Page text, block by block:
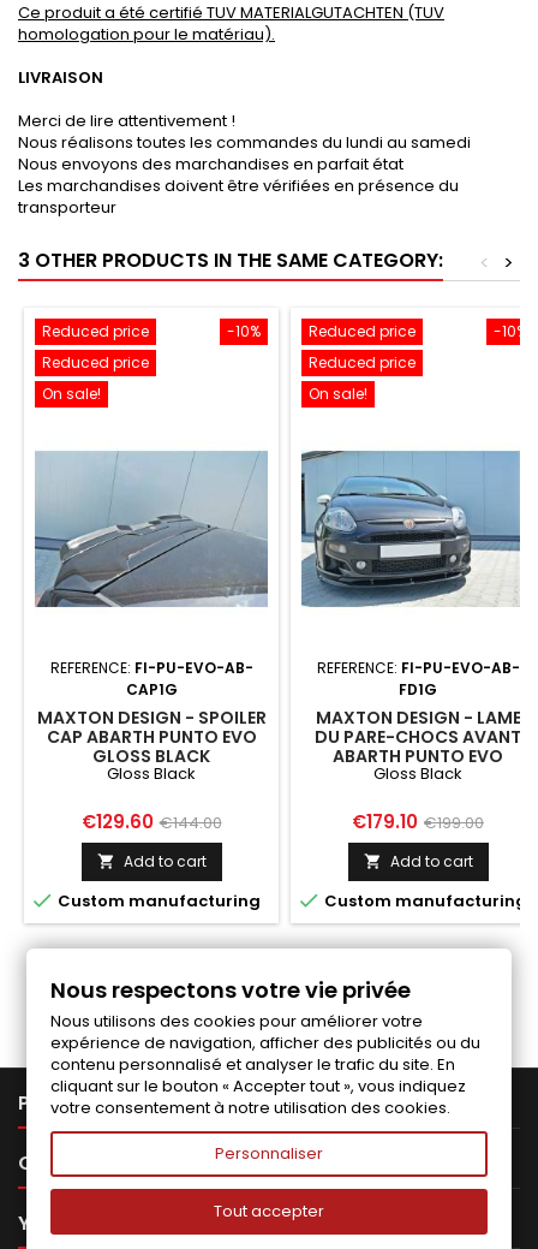
Ce produit a été certifié TUV MATERIALGUTACHTEN (TUV
homologation pour le matériau).
LIVRAISON
Merci de lire attentivement !
Nous réalisons toutes les commandes du lundi au samedi
Nous envoyons des marchandises en parfait état
Les marchandises doivent être vérifiées en présence du
transporteur
3 OTHER PRODUCTS IN THE SAME CATEGORY: >
<
-10%
Reduced price
Reduced price
On sale!
REFERENCE: FI-PU-EVO-AB-
CAP1G
MAXTON DESIGN - SPOILER
CAP ABARTH PUNTO EVO
GLOSS BLACK
Gloss Black
Price
€129.60 Regular
price
€144.00
 Add to cart
 Custom manufacturing
-10%
Reduced price
Reduced price
On sale!
REFERENCE: FI-PU-EVO-AB-
FD1G
MAXTON DESIGN - LAME
DU PARE-CHOCS AVANT
ABARTH PUNTO EVO
Gloss Black
Price
€179.10 Regular
price
€199.00
 Add to cart
 Custom manufacturing
Follow us on Facebook
PRODUCTS
OUR COMPANY
YOUR ACCOUNT
Nous respectons votre vie privée
Nous utilisons des cookies pour améliorer votre
expérience de navigation, afficher des publicités ou du
contenu personnalisé et analyser le trafic du site. En
cliquant sur le bouton « Accepter tout », vous indiquez
votre consentement à notre utilisation des cookies.
Personnaliser
Tout accepter